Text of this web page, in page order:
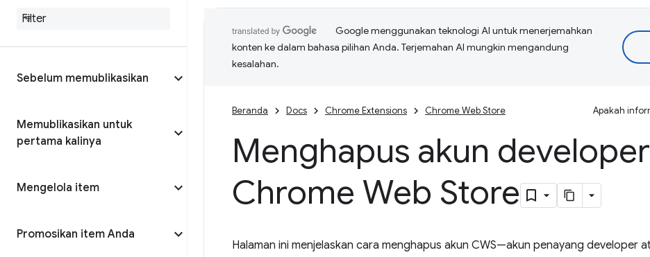
Sebelum memublikasikan
Memublikasikan untuk
pertama kalinya
Mengelola item
Promosikan item Anda
Google menggunakan teknologi AI untuk menerjemahkan
konten ke dalam bahasa pilihan Anda. Terjemahan AI mungkin mengandung
kesalahan.
Beranda Docs Chrome Extensions Chrome Web Store Apakah
Menghapus akun developer
Chrome Web Store
Halaman ini menjelaskan cara menghapus akun CWS—akun penayang developer